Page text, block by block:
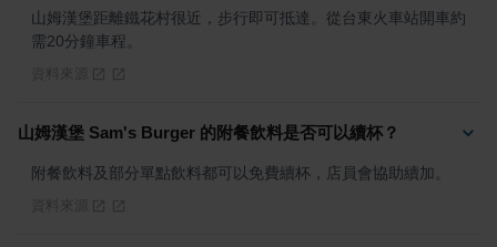
山姆漢堡距離鐵花村很近，步行即可抵達。從台東火車站開車約
需20分鐘車程。
山姆漢堡 Sam's Burger 的附餐飲料是否可以續杯？
附餐飲料及部分單點飲料都可以免費續杯，店員會協助續加。